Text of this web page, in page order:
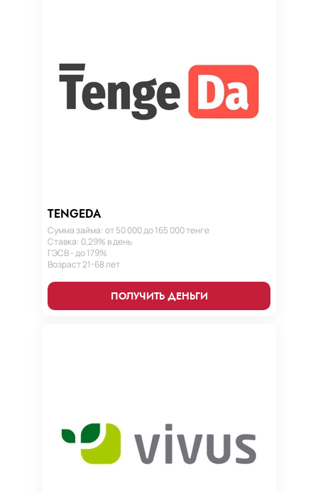
TENGEDA
Сумма займа: от 50 000 до 165 000 тенге
Ставка: 0,29% в день
ГЭСВ - до 179%
Возраст 21-68 лет
ПОЛУЧИТЬ ДЕНЬГИ